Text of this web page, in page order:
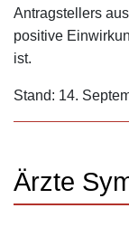
Antragstellers
positive
ist.
Stand: 14.
Ärzte